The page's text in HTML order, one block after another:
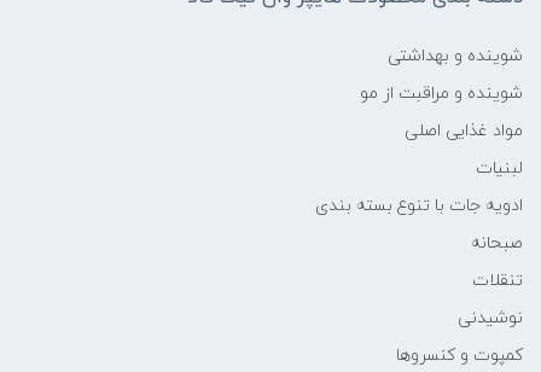
شوینده و بهداشتی
شوینده و مراقبت از مو
مواد غذایی اصلی
لبنیات
ادویه جات با تنوع بسته بندی
صبحانه
تنقلات
نوشیدنی
کمپوت و کنسروها